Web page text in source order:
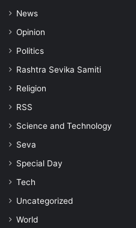
News
Opinion
Politics
Rashtra Sevika Samiti
Religion
RSS
Science and Technology
Seva
Special Day
Tech
Uncategorized
World